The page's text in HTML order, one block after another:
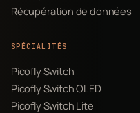
Récupération de données
SPÉCIALITÉS
Picofly Switch
Picofly Switch OLED
Picofly Switch Lite